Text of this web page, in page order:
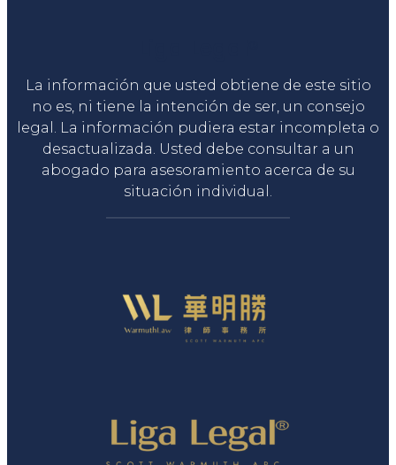
La información que usted obtiene de este sitio
no es, ni tiene la intención de ser, un consejo
legal. La información pudiera estar incompleta o
desactualizada. Usted debe consultar a un
abogado para asesoramiento acerca de su
situación individual.